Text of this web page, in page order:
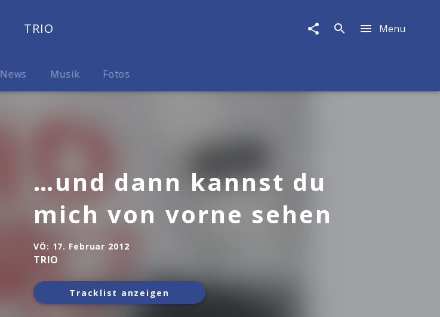
TRIO Menu
News Musik Fotos
…und dann kannst du
mich von vorne sehen
VÖ: 17. Februar 2012
TRIO
Tracklist anzeigen